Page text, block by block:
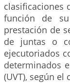
clasificaciones
función de
prestación de
de juntas o
ejecutoriados
determinados
(UVT), según el